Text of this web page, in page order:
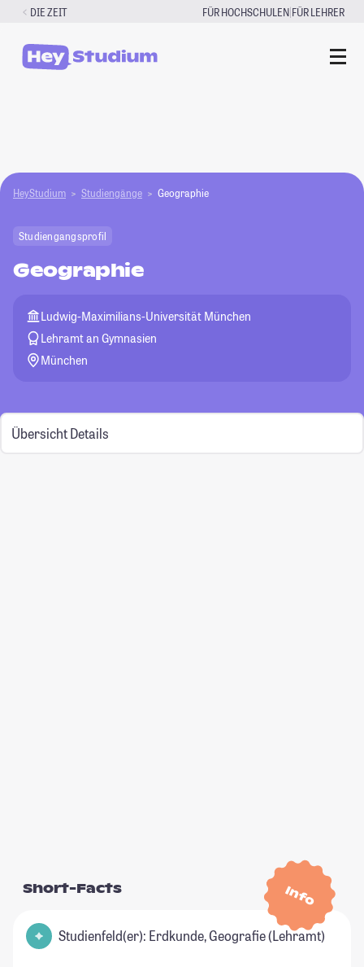
Zum
springen
DIE ZEIT FÜR HOCHSCHULEN|FÜR LEHRER
HeyStudium Studiengänge Geographie
Studiengangsprofil
Geographie
Ludwig-Maximilians-Universität München
Lehramt an Gymnasien
München
Übersicht Details
Info
Short-Facts
Studienfeld(er): Erdkunde, Geografie (Lehramt)